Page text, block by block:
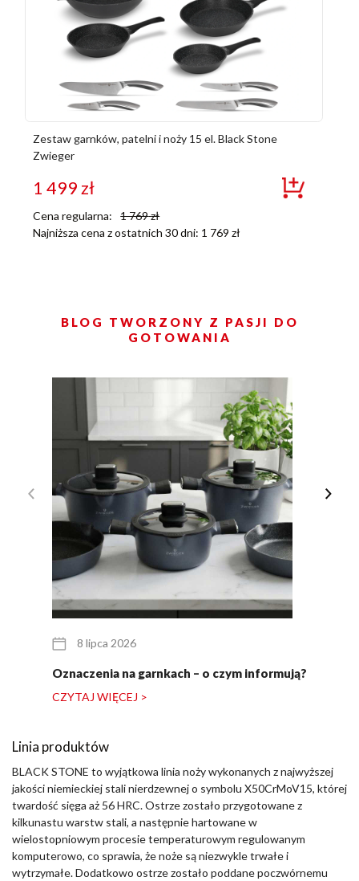
Zestaw garnków, patelni i noży 15 el. Black Stone
Zwieger
1 499zł
Cena regularna: 1 769zł
Najniższa cena z ostatnich 30 dni: 1 769 zł
BLOG TWORZONY Z PASJI DO
GOTOWANIA
8 lipca 2026
Oznaczenia na garnkach – o czym informują?
CZYTAJ WIĘCEJ >
Linia produktów
BLACK STONE to wyjątkowa linia noży wykonanych z najwyższej
jakości niemieckiej stali nierdzewnej o symbolu X50CrMoV15, której
twardość sięga aż 56 HRC. Ostrze zostało przygotowane z
kilkunastu warstw stali, a następnie hartowane w
wielostopniowym procesie temperaturowym regulowanym
komputerowo, co sprawia, że noże są niezwykle trwałe i
wytrzymałe. Dodatkowo ostrze zostało poddane poczwórnemu